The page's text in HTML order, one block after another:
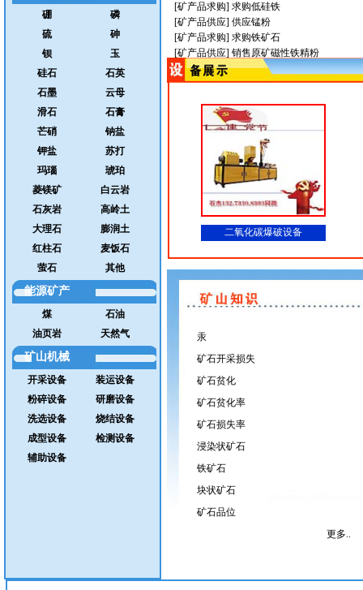
硼
磷
硫
砷
钡
玉
硅石
石英
石墨
云母
滑石
石膏
芒硝
钠盐
钾盐
苏打
玛瑙
琥珀
菱镁矿
白云岩
石灰岩
高岭土
大理石
膨润土
红柱石
麦饭石
萤石
其他
能源矿产
煤
石油
油页岩
天然气
矿山机械
开采设备
装运设备
粉碎设备
研磨设备
洗选设备
烧结设备
成型设备
检测设备
辅助设备
[矿产品求购] 求购低硅铁
[矿产品供应] 供应锰粉
[矿产品求购] 求购铁矿石
[矿产品供应] 销售原矿磁性铁精粉
二氧化碳爆破设备
汞
矿石开采损失
矿石贫化
矿石贫化率
矿石损失率
浸染状矿石
铁矿石
块状矿石
矿石品位
更多..